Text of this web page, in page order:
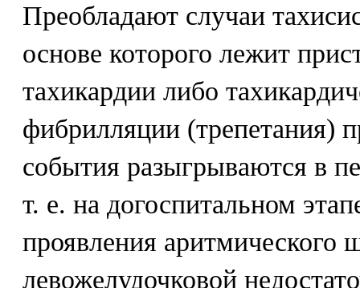
Преобладают случаи
основе которого лежит
тахикардии либо
фибрилляции (трепетания)
события разыгрываются в
т. е. на догоспитальном
проявления аритмического
левожелудочковой